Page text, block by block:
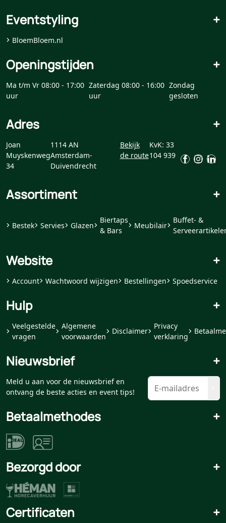
Eventstyling +
BloemBloem.nl
Openingstijden +
Ma t/m Vr 08:00 - 17:00
uur
Zaterdag 08:00 - 16:00
uur
Zondag
gesloten
Adres +
Joan
Muyskenweg
34
1114 AN
Amsterdam-
Duivendrecht
Bekijk
de route
KvK: 33
104 939
Assortiment +
Bestek Servies Glazen
Biertaps
& Bars
Meubilair
Buffet- &
Website +
Account Wachtwoord wijzigen Bestellingen Spoedservice
Hulp +
Veelgestelde
vragen
Algemene
voorwaarden
Disclaimer
Privacy
verklaring
Nieuwsbrief +
Meld u aan voor de nieuwsbrief en
ontvang de beste acties en event tips!
Betaalmethodes +
Bezorgd door +
Certificaten +